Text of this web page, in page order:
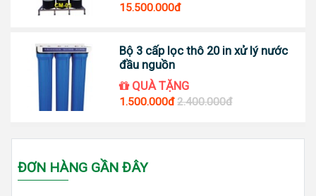
15.500.000đ
Bộ 3 cấp lọc thô 20 in xử lý nước
đầu nguồn
QUÀ TẶNG
1.500.000đ 2.400.000đ
ĐƠN HÀNG GẦN ĐÂY